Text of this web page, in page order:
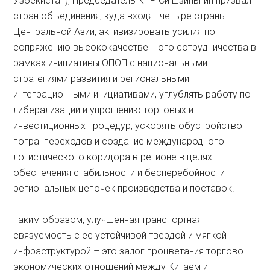
стран объединения, куда входят четыре страны
Центральной Азии, активизировать усилия по
сопряжению высококачественного сотрудничества в
рамках инициативы ОПОП с национальными
стратегиями развития и региональными
интеграционными инициативами, углублять работу по
либерализации и упрощению торговых и
инвестиционных процедур, ускорять обустройство
погранпереходов и создание международного
логистического коридора в регионе в целях
обеспечения стабильности и бесперебойности
региональных цепочек производства и поставок.
Таким образом, улучшенная транспортная
связуемость с ее устойчивой твердой и мягкой
инфраструктурой – это залог процветания торгово-
экономических отношений между Китаем и